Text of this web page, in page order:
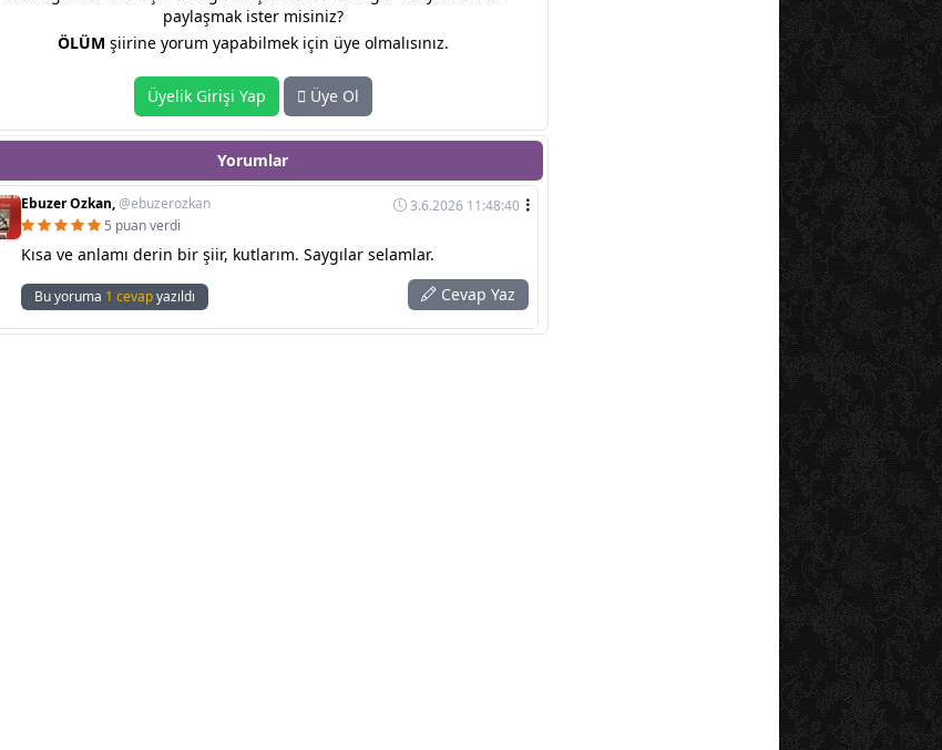
paylaşmak ister misiniz?
ÖLÜM şiirine yorum yapabilmek için üye olmalısınız.
Üyelik Girişi Yap Üye Ol
Yorumlar
Ebuzer Ozkan,@ebuzerozkan
3.6.2026 11:48:40
5 puan verdi
Kısa ve anlamı derin bir şiir, kutlarım. Saygılar selamlar.
Bu yoruma 1 cevapyazıldı Cevap Yaz